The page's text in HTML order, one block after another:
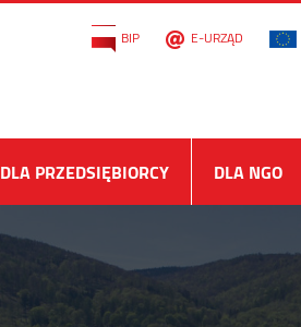
BIP E-URZĄD
DLA PRZEDSIĘBIORCY DLA NGO